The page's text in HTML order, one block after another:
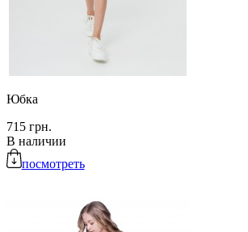
Юбка
715 грн.
В наличии
посмотреть